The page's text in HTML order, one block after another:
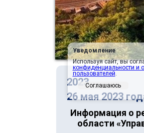
2023
26 мая 2023
Информация о
области
Уведомление
Используя сайт, вы
конфиденциальности и
пользователей.
Соглашаюсь